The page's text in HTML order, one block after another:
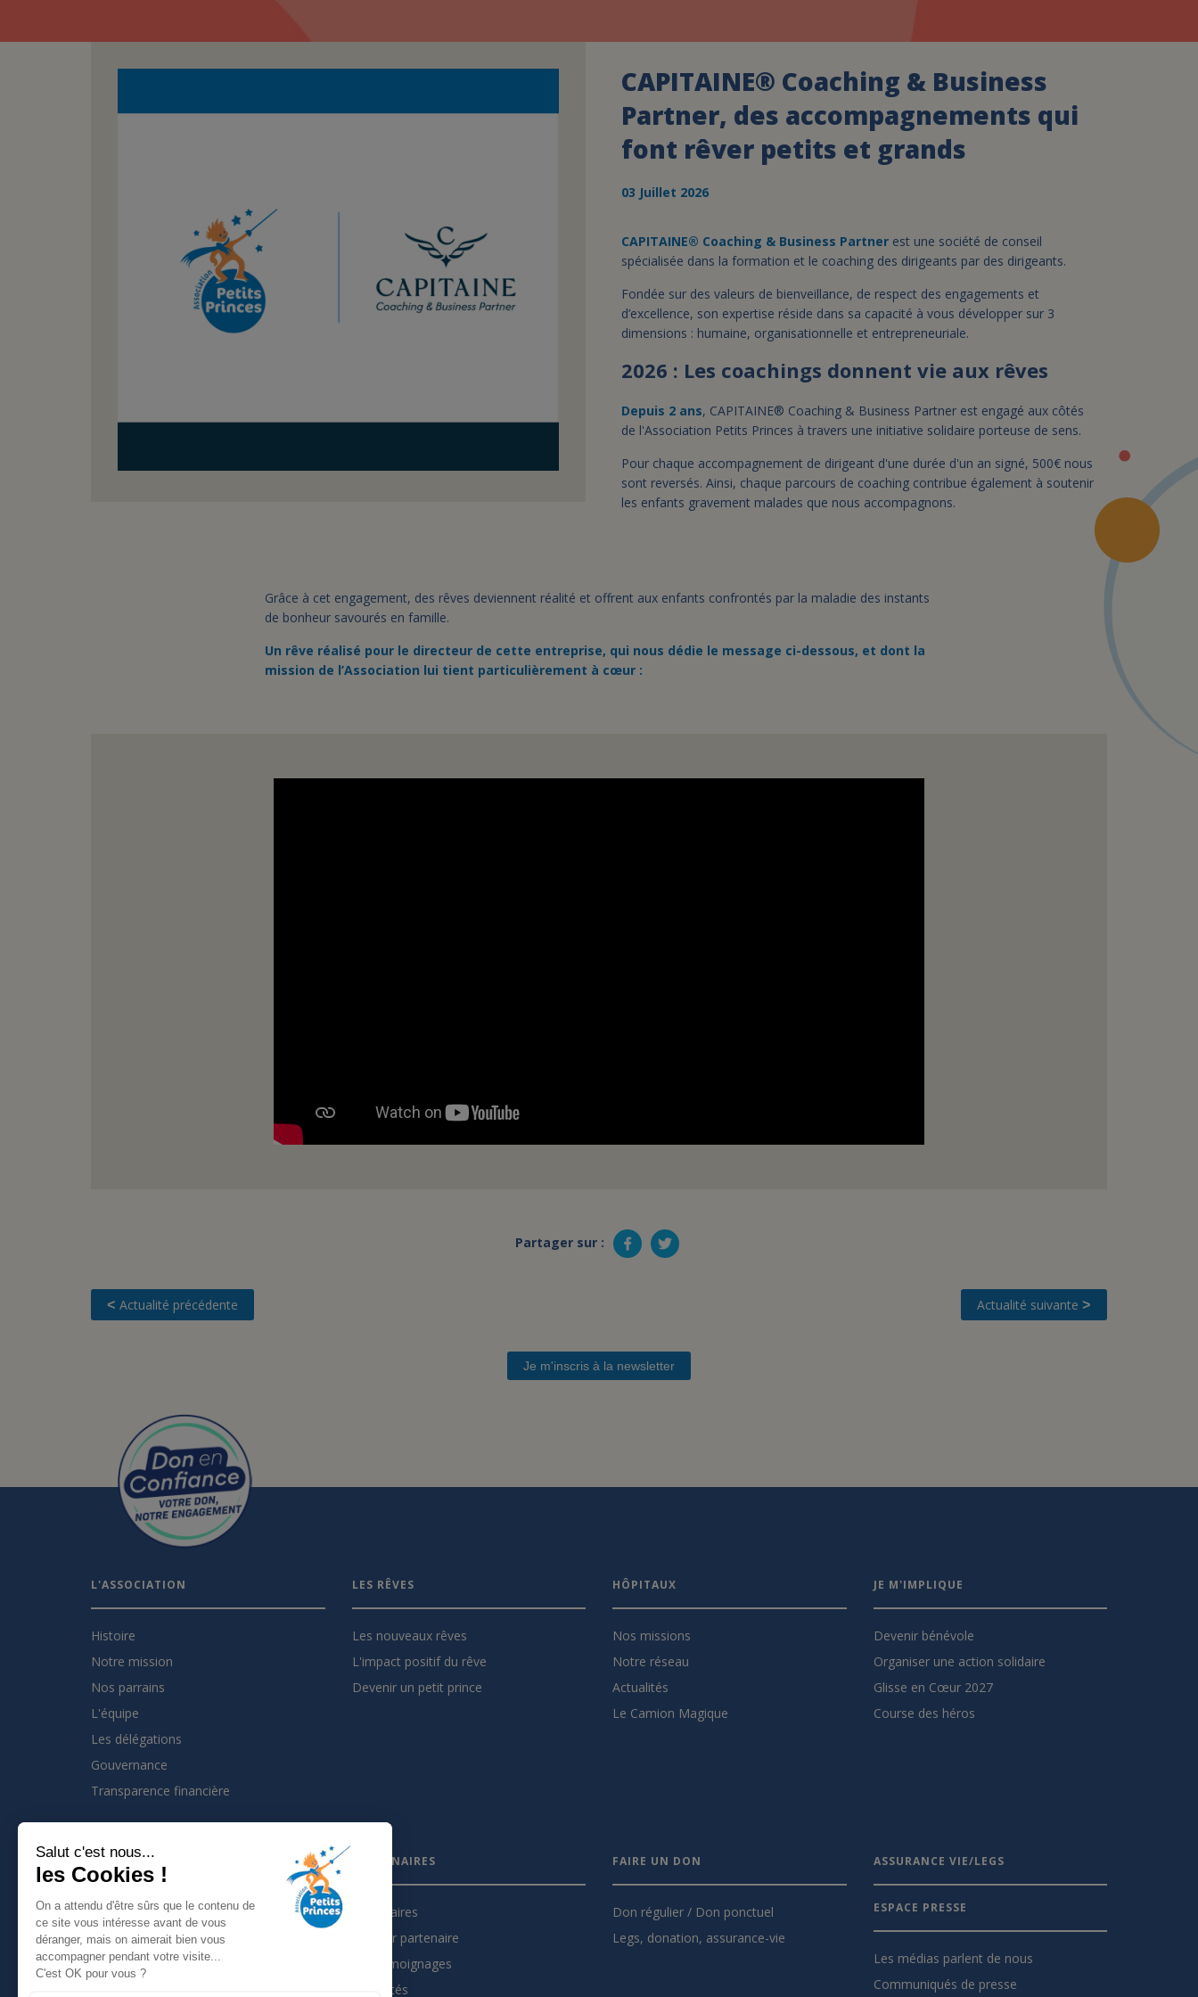
Salut c'est nous...
les Cookies !
On a attendu d'être sûrs que le contenu de
ce site vous intéresse avant de vous
déranger, mais on aimerait bien vous
accompagner pendant votre visite...
C'est OK pour vous ?
CAPITAINE® Coaching & Business
Partner, des accompagnements qui
font rêver petits et grands
03 Juillet 2026
CAPITAINE® Coaching & Business Partner est une société de conseil
spécialisée dans la formation et le coaching des dirigeants par des dirigeants.
Fondée sur des valeurs de bienveillance, de respect des engagements et
d’excellence, son expertise réside dans sa capacité à vous développer sur 3
dimensions : humaine, organisationnelle et entrepreneuriale.
2026 : Les coachings donnent vie aux rêves
Depuis 2 ans, CAPITAINE® Coaching & Business Partner est engagé aux côtés
de l'Association Petits Princes à travers une initiative solidaire porteuse de sens.
Pour chaque accompagnement de dirigeant d'une durée d'un an signé, 500€ nous
sont reversés. Ainsi, chaque parcours de coaching contribue également à soutenir
les enfants gravement malades que nous accompagnons.
Grâce à cet engagement, des rêves deviennent réalité et offrent aux enfants confrontés par la maladie des instants
de bonheur savourés en famille.
Un rêve réalisé pour le directeur de cette entreprise, qui nous dédie le message ci-dessous, et dont la
mission de l’Association lui tient particulièrement à cœur :
Partager sur :
< Actualité précédente Actualité suivante >
Je m'inscris à la newsletter
L'ASSOCIATION
Histoire
Notre mission
Nos parrains
L'équipe
Les délégations
Gouvernance
Transparence financière
LES RÊVES
Les nouveaux rêves
L'impact positif du rêve
Devenir un petit prince
HÔPITAUX
Nos missions
Notre réseau
Actualités
Le Camion Magique
JE M'IMPLIQUE
Devenir bénévole
Organiser une action solidaire
Glisse en Cœur 2027
Course des héros
INSCRIVEZ VOUS À LA NEWSLETTER
Je m'inscris à la newsletter
Suivez nous sur :
PARTENAIRES
Partenaires
Devenir partenaire
Les témoignages
Actualités
FAIRE UN DON
Don régulier / Don ponctuel
Legs, donation, assurance-vie
ASSURANCE VIE/LEGS
ESPACE PRESSE
Les médias parlent de nous
Communiqués de presse